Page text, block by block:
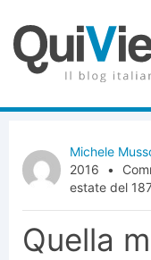
Michele
2016
•
estate del
Quella